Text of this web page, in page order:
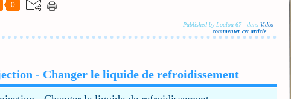
0
Published by Loulou-67 - dans Vidéo
commenter cet article
- Changer le liquide de refroidissement